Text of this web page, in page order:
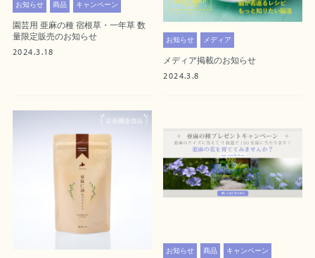
お知らせ 商品 キャンペーン
園芸用 亜麻の種 宿根草・一年草 数
量限定販売のお知らせ
2024.3.18
お知らせ メディア
メディア掲載のお知らせ
2024.3.8
お知らせ 商品 キャンペーン